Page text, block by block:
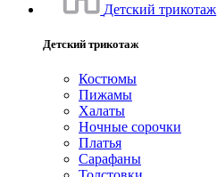
Детский трикотаж
Детский трикотаж
Костюмы
Пижамы
Халаты
Ночные сорочки
Платья
Сарафаны